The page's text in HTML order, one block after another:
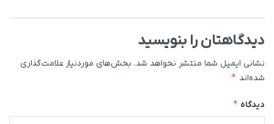
دیدگاهتان را بنویسید
نشانی ایمیل شما منتشر نخواهد شد. بخش‌های موردنیاز علامت‌گذاری
شده‌اند *
دیدگاه *